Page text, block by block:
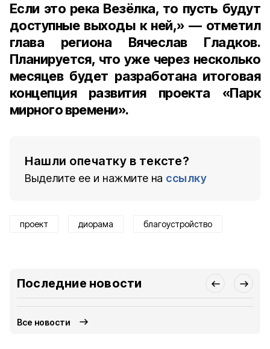
Если это река Везёлка, то пусть будут
доступные выходы к ней,» — отметил
глава региона Вячеслав Гладков.
Планируется, что уже через несколько
месяцев будет разработана итоговая
концепция развития проекта «Парк
мирного времени».
Нашли опечатку в тексте?
Выделите ее и нажмите на ссылку
проект диорама благоустройство
Последние новости
Все новости